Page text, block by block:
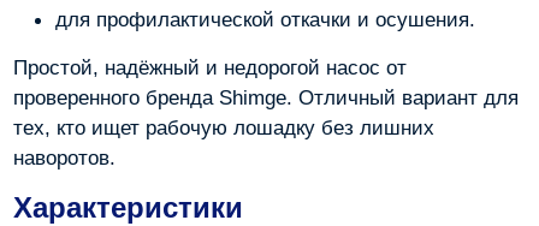
для профилактической откачки и осушения.
Простой, надёжный и недорогой насос от
проверенного бренда Shimge. Отличный вариант для
тех, кто ищет рабочую лошадку без лишних
наворотов.
Характеристики